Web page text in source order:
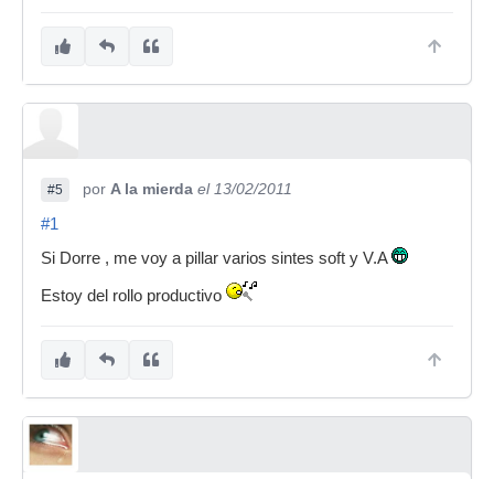
#5 por A la mierda el 13/02/2011
#1
Si Dorre , me voy a pillar varios sintes soft y V.A
Estoy del rollo productivo